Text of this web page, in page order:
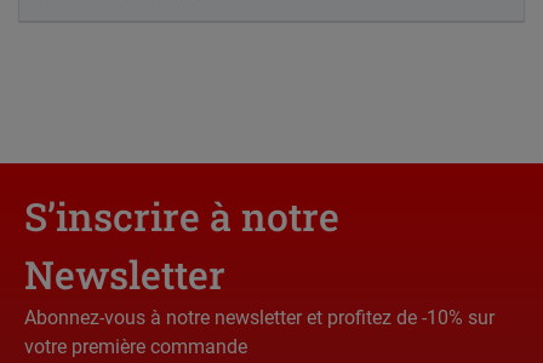
S’inscrire à notre
Newsletter
Abonnez-vous à notre newsletter et profitez de -10% sur
votre première commande